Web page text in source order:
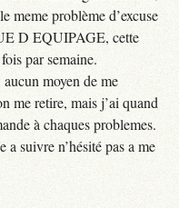
meme problème d’excuse
D EQUIPAGE, cette
par semaine.
moyen de me
me retire, mais j’ai quand
à chaques problemes.
a suivre n’hésité pas a me